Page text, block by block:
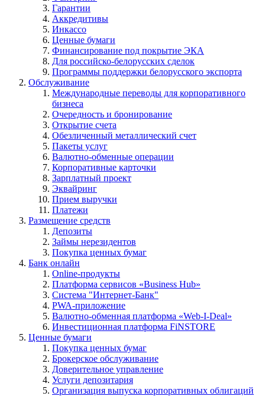
Гарантии
Аккредитивы
Инкассо
Ценные бумаги
Финансирование под покрытие ЭКА
Для российско-белорусских сделок
Программы поддержки белорусского экспорта
Обслуживание
Международные переводы для корпоративного
бизнеса
Очередность и бронирование
Открытие счета
Обезличенный металлический счет
Пакеты услуг
Валютно-обменные операции
Корпоративные карточки
Зарплатный проект
Эквайринг
Прием выручки
Платежи
Размещение средств
Депозиты
Займы нерезидентов
Покупка ценных бумаг
Банк онлайн
Online-продукты
Платформа сервисов «Business Hub»
Система "Интернет-Банк"
PWA-приложение
Валютно-обменная платформа «Web-I-Deal»
Инвестиционная платформа FiNSTORE
Ценные бумаги
Покупка ценных бумаг
Брокерское обслуживание
Доверительное управление
Услуги депозитария
Организация выпуска корпоративных облигаций